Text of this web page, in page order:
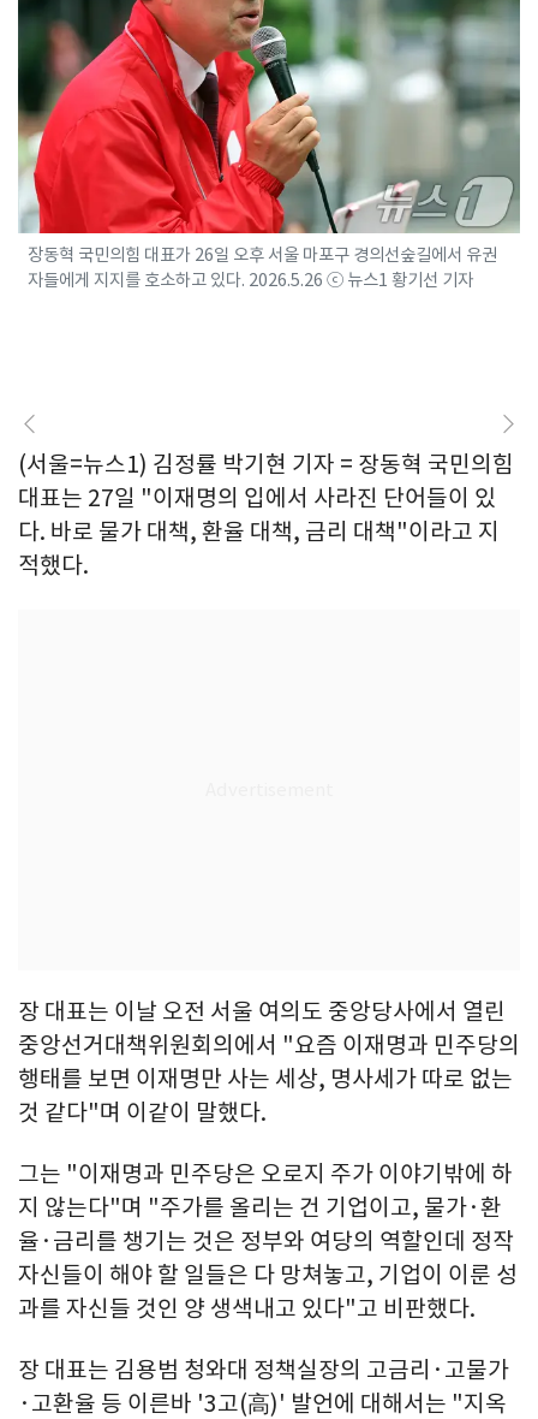
장동혁 국민의힘 대표가 26일 오후 서울 마포구 경의선숲길에서 유권
자들에게 지지를 호소하고 있다. 2026.5.26 ⓒ 뉴스1 황기선 기자
(서울=뉴스1) 김정률 박기현 기자 = 장동혁 국민의힘
대표는 27일 "이재명의 입에서 사라진 단어들이 있
다. 바로 물가 대책, 환율 대책, 금리 대책"이라고 지
적했다.
장 대표는 이날 오전 서울 여의도 중앙당사에서 열린
중앙선거대책위원회의에서 "요즘 이재명과 민주당의
행태를 보면 이재명만 사는 세상, 명사세가 따로 없는
것 같다"며 이같이 말했다.
그는 "이재명과 민주당은 오로지 주가 이야기밖에 하
지 않는다"며 "주가를 올리는 건 기업이고, 물가·환
율·금리를 챙기는 것은 정부와 여당의 역할인데 정작
자신들이 해야 할 일들은 다 망쳐놓고, 기업이 이룬 성
과를 자신들 것인 양 생색내고 있다"고 비판했다.
장 대표는 김용범 청와대 정책실장의 고금리·고물가
·고환율 등 이른바 '3고(高)' 발언에 대해서는 "지옥